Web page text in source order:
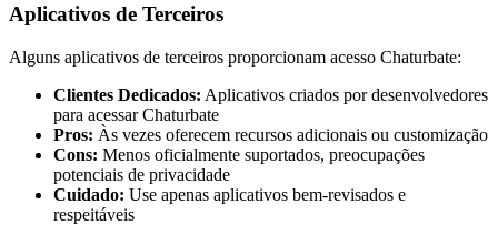
Aplicativos de Terceiros
Alguns aplicativos de terceiros proporcionam acesso Chaturbate:
Clientes Dedicados: Aplicativos criados por desenvolvedores
para acessar Chaturbate
Pros: Às vezes oferecem recursos adicionais ou customização
Cons: Menos oficialmente suportados, preocupações
potenciais de privacidade
Cuidado: Use apenas aplicativos bem-revisados e
respeitáveis